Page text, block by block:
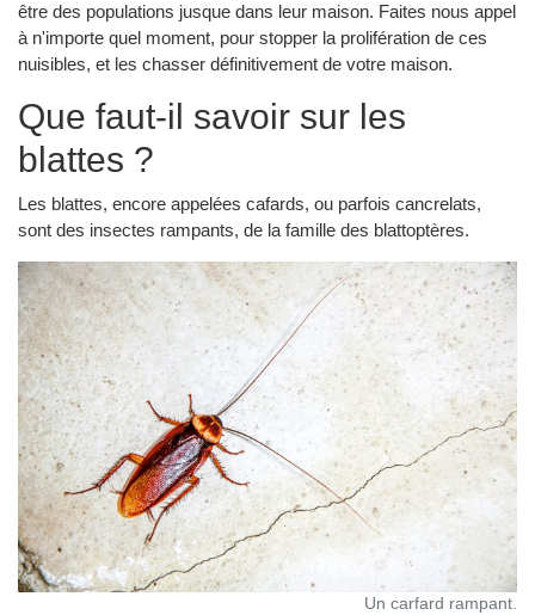
être des populations jusque dans leur maison. Faites nous appel
à n'importe quel moment, pour stopper la prolifération de ces
nuisibles, et les chasser définitivement de votre maison.
Que faut-il savoir sur les
blattes ?
Les blattes, encore appelées cafards, ou parfois cancrelats,
sont des insectes rampants, de la famille des blattoptères.
Un carfard rampant.